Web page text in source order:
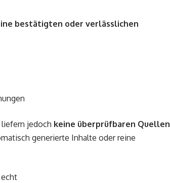
bestätigten oder verlässlichen
jedoch keine überprüfbaren Quellen
generierte Inhalte oder reine